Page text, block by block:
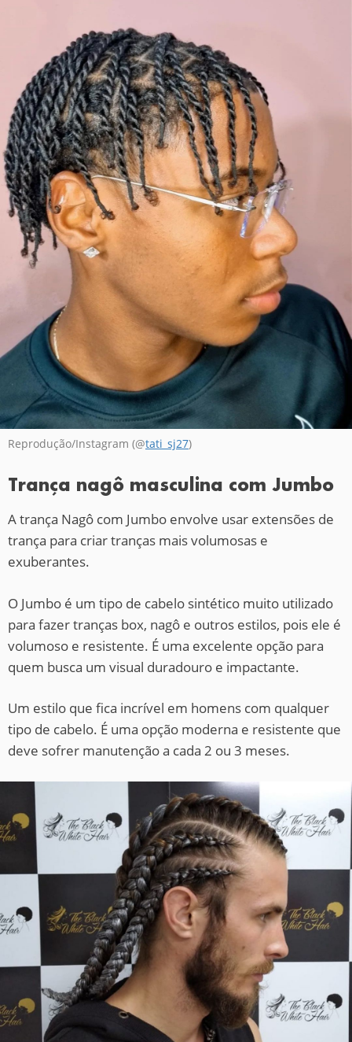
Reprodução/Instagram (@tati_sj27)
Trança nagô masculina com Jumbo
A trança Nagô com Jumbo envolve usar extensões de
trança para criar tranças mais volumosas e
exuberantes.
O Jumbo é um tipo de cabelo sintético muito utilizado
para fazer tranças box, nagô e outros estilos, pois ele é
volumoso e resistente. É uma excelente opção para
quem busca um visual duradouro e impactante.
Um estilo que fica incrível em homens com qualquer
tipo de cabelo. É uma opção moderna e resistente que
deve sofrer manutenção a cada 2 ou 3 meses.